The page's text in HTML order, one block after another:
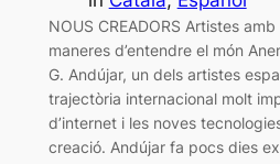
NOUS CREADORS Artistes
maneres d’entendre el món
G. Andújar, un dels artistes
trajectòria internacional molt
d’internet i les noves
creació. Andújar fa pocs dies